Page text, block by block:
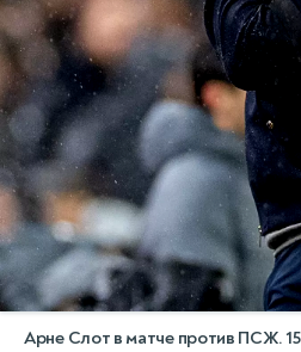
Арне Слот в матче против ПСЖ.